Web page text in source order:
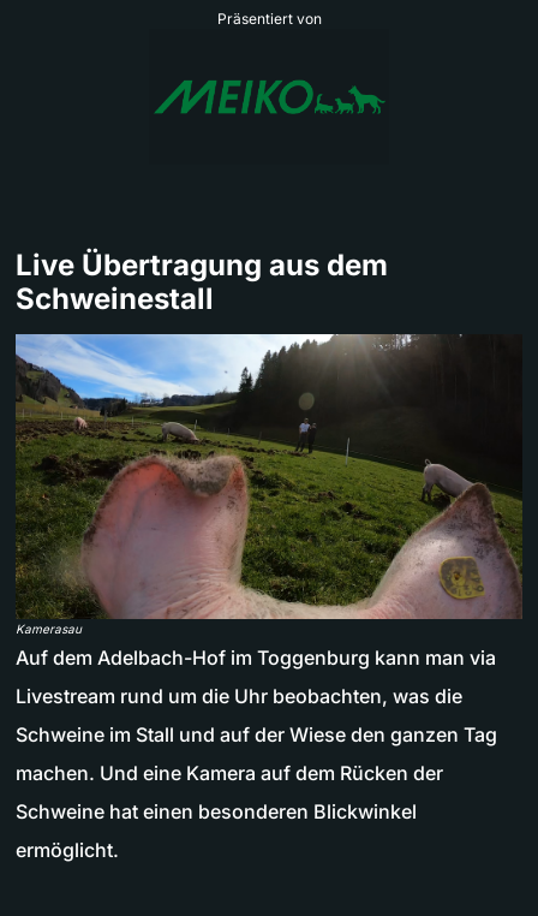
Präsentiert von
Live Übertragung aus dem
Schweinestall
Kamerasau
Auf dem Adelbach-Hof im Toggenburg kann man via
Livestream rund um die Uhr beobachten, was die
Schweine im Stall und auf der Wiese den ganzen Tag
machen. Und eine Kamera auf dem Rücken der
Schweine hat einen besonderen Blickwinkel
ermöglicht.